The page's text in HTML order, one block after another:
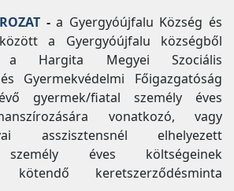
-a Gyergyóújfalu Község és
a Gyergyóújfalu községből
Hargita Megyei Szociális
Gyermekvédelmi Főigazgatóság
gyermek/fiatal személy éves
vonatkozó, vagy
asszisztensnél elhelyezett
személy éves költségeinek
kötendő keretszerződésminta